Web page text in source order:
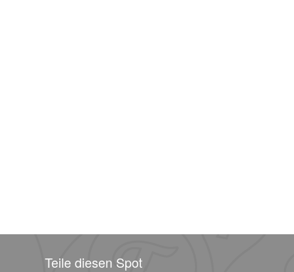
Teile diesen Spot